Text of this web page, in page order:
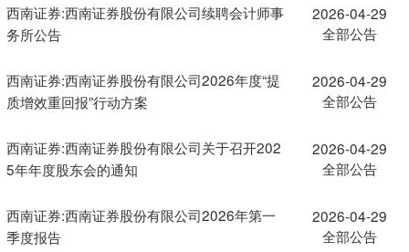
西南证券:西南证券股份有限公司续聘会计师事
务所公告
2026-04-29
全部公告
西南证券:西南证券股份有限公司2026年度“提
质增效重回报”行动方案
2026-04-29
全部公告
西南证券:西南证券股份有限公司关于召开202
5年年度股东会的通知
2026-04-29
全部公告
西南证券:西南证券股份有限公司2026年第一
季度报告
2026-04-29
全部公告